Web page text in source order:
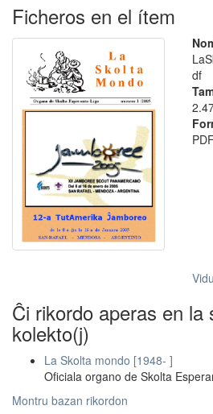
Ficheros en el ítem
df
PDF
Ĉi rikordo aperas en la
kolekto(j)
La Skolta mondo [1948- ]
Oficiala organo de Skolta
Montru bazan rikordon